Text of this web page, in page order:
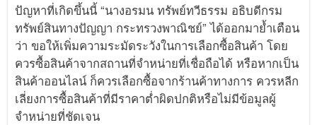
ปัญหาที่เกิดขึ้นนี้ “นางอรมน ทรัพย์ทวีธรรม อธิบดีกรม
ทรัพย์สินทางปัญญา กระทรวงพาณิชย์” ได้ออกมาย้ำเตือน
ว่า ขอให้เพิ่มความระมัดระวังในการเลือกซื้อสินค้า โดย
ควรซื้อสินค้าจากสถานที่จำหน่ายที่เชื่อถือได้ หรือหากเป็น
สินค้าออนไลน์ ก็ควรเลือกซื้อจากร้านค้าทางการ ควรหลีก
เลี่ยงการซื้อสินค้าที่มีราคาต่ำผิดปกติหรือไม่มีข้อมูลผู้
จำหน่ายที่ชัดเจน